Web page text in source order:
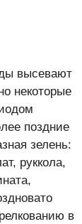
высевают
некоторые
поздние
зелень:
руккола,
в